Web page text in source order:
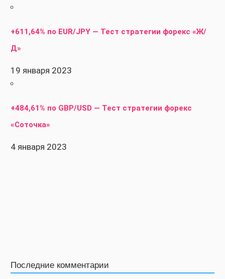
+611,64% по EUR/JPY — Тест стратегии форекс «Ж/
Д»
19 января 2023
+484,61% по GBP/USD — Тест стратегии форекс
«Соточка»
4 января 2023
Последние комментарии